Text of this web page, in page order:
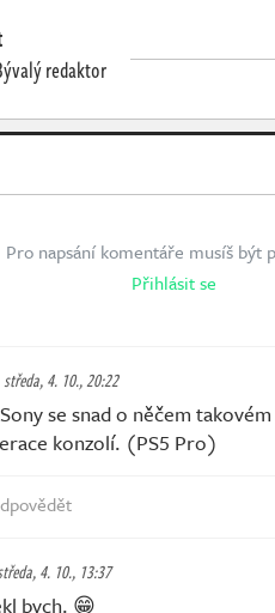
redaktor
Pro napsání komentáře musíš být
Přihlásit se
středa, 4. 10., 20:22
se snad o něčem
konzolí. (PS5 Pro)
4. 10., 13:37
bych. 😁